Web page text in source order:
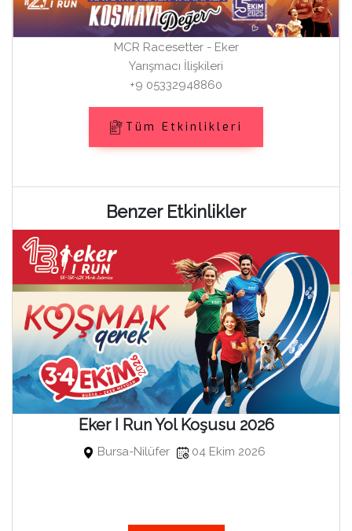
MCR Racesetter - Eker
Yarışmacı İlişkileri
+9 05332948860
Tüm Etkinlikleri
Benzer Etkinlikler
Eker I Run Yol Koşusu 2026
Bursa-Nilüfer 04 Ekim 2026